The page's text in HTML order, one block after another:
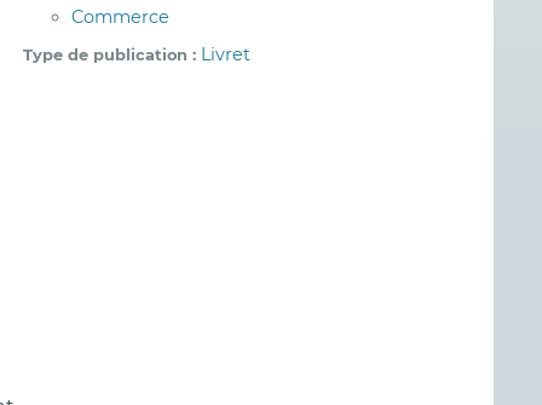
Commerce
Type de publication Livret